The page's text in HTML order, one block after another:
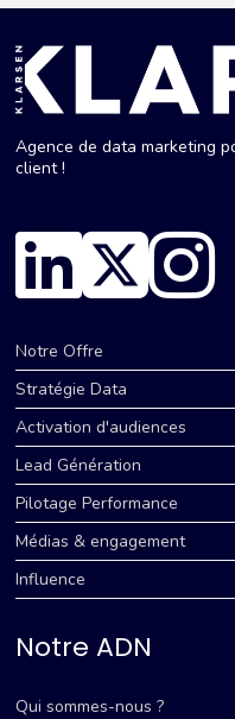
Agence de data marketing
client !
Notre Offre
Stratégie Data
Activation d'audiences
Lead Génération
Pilotage Performance
Médias & engagement
Influence
Notre ADN
Qui sommes-nous ?